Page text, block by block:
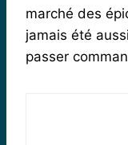
marché des
jamais été
passer